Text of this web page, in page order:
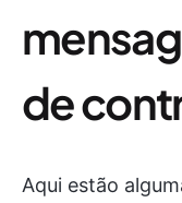
de
Aqui estão